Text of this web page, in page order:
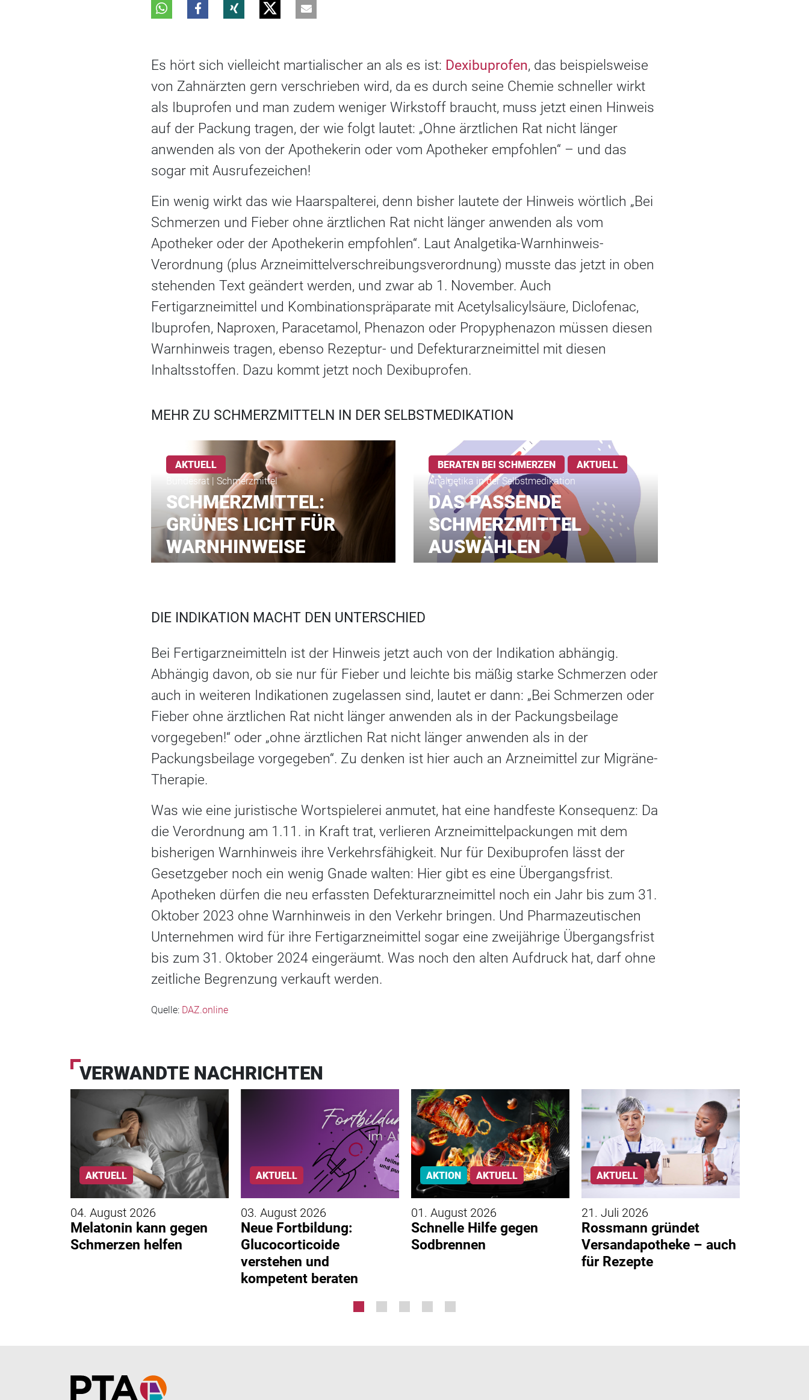
Es hört sich vielleicht martialischer an als es ist: Dexibuprofen, das beispielsweise
von Zahnärzten gern verschrieben wird, da es durch seine Chemie schneller wirkt
als Ibuprofen und man zudem weniger Wirkstoff braucht, muss jetzt einen Hinweis
auf der Packung tragen, der wie folgt lautet: „Ohne ärztlichen Rat nicht länger
anwenden als von der Apothekerin oder vom Apotheker empfohlen“ – und das
sogar mit Ausrufezeichen!
Ein wenig wirkt das wie Haarspalterei, denn bisher lautete der Hinweis wörtlich „Bei
Schmerzen und Fieber ohne ärztlichen Rat nicht länger anwenden als vom
Apotheker oder der Apothekerin empfohlen“. Laut Analgetika-Warnhinweis-
Verordnung (plus Arzneimittelverschreibungsverordnung) musste das jetzt in oben
stehenden Text geändert werden, und zwar ab 1. November. Auch
Fertigarzneimittel und Kombinationspräparate mit Acetylsalicylsäure, Diclofenac,
Ibuprofen, Naproxen, Paracetamol, Phenazon oder Propyphenazon müssen diesen
Warnhinweis tragen, ebenso Rezeptur- und Defekturarzneimittel mit diesen
Inhaltsstoffen. Dazu kommt jetzt noch Dexibuprofen.
MEHR ZU SCHMERZMITTELN IN DER SELBSTMEDIKATION
AKTUELL
Bundesrat | Schmerzmittel
SCHMERZMITTEL:
GRÜNES LICHT FÜR
WARNHINWEISE
BERATEN BEI SCHMERZEN
AKTUELL
Analgetika in der Selbstmedikation
DAS PASSENDE
SCHMERZMITTEL
AUSWÄHLEN
DIE INDIKATION MACHT DEN UNTERSCHIED
Bei Fertigarzneimitteln ist der Hinweis jetzt auch von der Indikation abhängig.
Abhängig davon, ob sie nur für Fieber und leichte bis mäßig starke Schmerzen oder
auch in weiteren Indikationen zugelassen sind, lautet er dann: „Bei Schmerzen oder
Fieber ohne ärztlichen Rat nicht länger anwenden als in der Packungsbeilage
vorgegeben!“ oder „ohne ärztlichen Rat nicht länger anwenden als in der
Packungsbeilage vorgegeben“. Zu denken ist hier auch an Arzneimittel zur Migräne-
Therapie.
Was wie eine juristische Wortspielerei anmutet, hat eine handfeste Konsequenz: Da
die Verordnung am 1.11. in Kraft trat, verlieren Arzneimittelpackungen mit dem
bisherigen Warnhinweis ihre Verkehrsfähigkeit. Nur für Dexibuprofen lässt der
Gesetzgeber noch ein wenig Gnade walten: Hier gibt es eine Übergangsfrist.
Apotheken dürfen die neu erfassten Defekturarzneimittel noch ein Jahr bis zum 31.
Oktober 2023 ohne Warnhinweis in den Verkehr bringen. Und Pharmazeutischen
Unternehmen wird für ihre Fertigarzneimittel sogar eine zweijährige Übergangsfrist
bis zum 31. Oktober 2024 eingeräumt. Was noch den alten Aufdruck hat, darf ohne
zeitliche Begrenzung verkauft werden.
Quelle: DAZ.online
VERWANDTE NACHRICHTEN
AKTUELL
04. August 2026
Melatonin kann gegen
Schmerzen helfen
AKTUELL
03. August 2026
Neue Fortbildung:
Glucocorticoide
verstehen und
kompetent beraten
AKTION AKTUELL
01. August 2026
Schnelle Hilfe gegen
Sodbrennen
AKTUELL
21. Juli 2026
Rossmann gründet
Versandapotheke – auch
für Rezepte
Home